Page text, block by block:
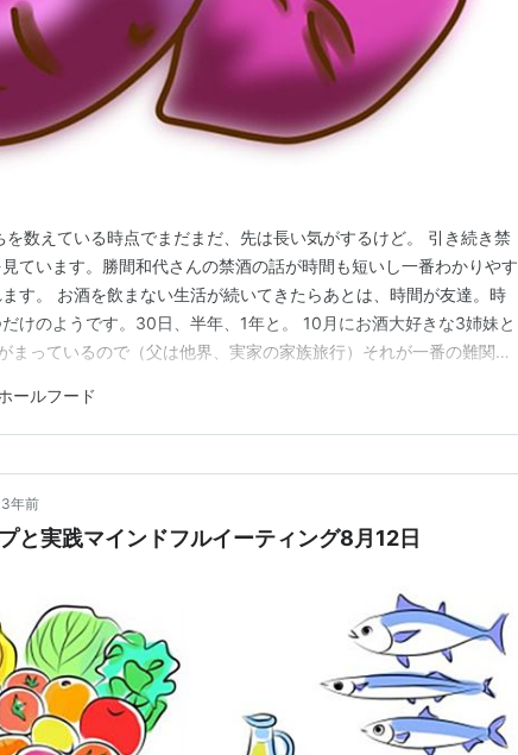
を数えている時点でまだまだ、先は長い気がするけど。 引き続き禁
ています。勝間和代さんの禁酒の話が時間も短いし一番わかりやす
す。 お酒を飲まない生活が続いてきたらあとは、時間が友達。時
けのようです。30日、半年、1年と。 10月にお酒大好きな3姉妹と
まっているので（父は他界、実家の家族旅行）それが一番の難関で
時とかお祝い事とか何かの機会にちょっとだけ飲むというのがした
は、それは無理だと気づ…
ールフード
3年前
と実践マインドフルイーティング8月12日